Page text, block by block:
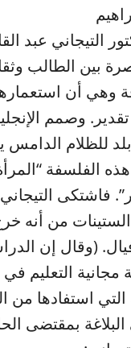
التيجاني عبد
بين الطالب
وهي أن
وصمم
للظلام الدامس
الفلسفة
فاشتكى
من أنه
(وقال إن
مجانية
التي استفادها من
بمقتضى